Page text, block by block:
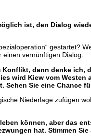
ist, den Dialog
gestartet?
einen vernünftigen Dialog.
dann denke ich,
wird Kiew vom
Sie eine Chance
Niederlage zufügen
können, aber das
hat. Stimmen